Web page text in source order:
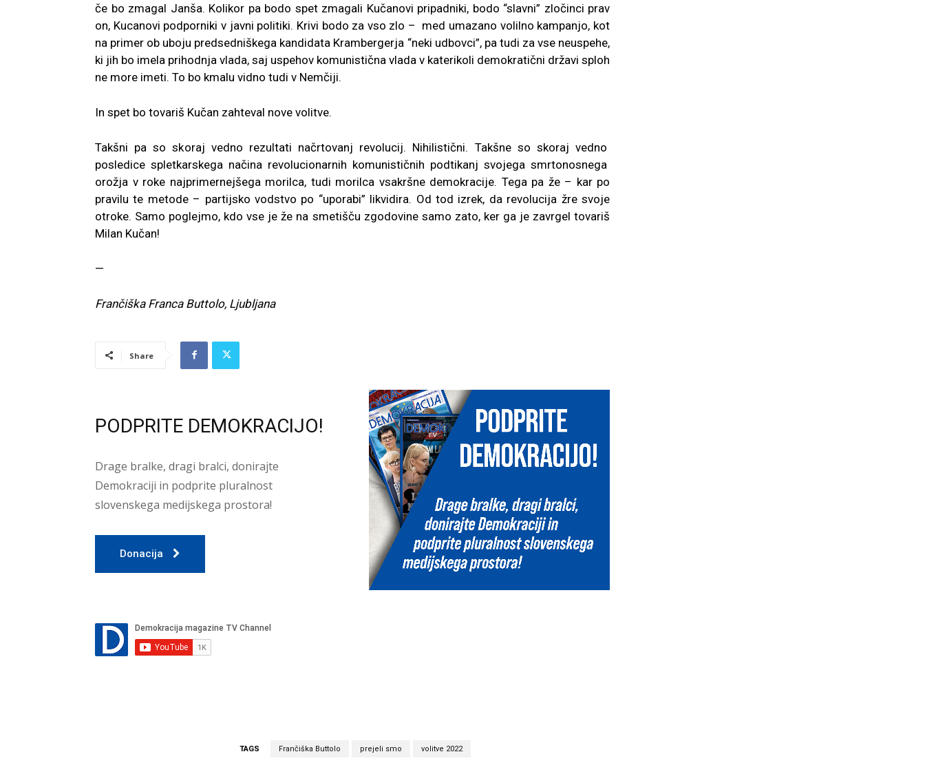
če bo zmagal Janša. Kolikor pa bodo spet zmagali Kučanovi pripadniki, bodo “slavni” zločinci prav
on, Kucanovi podporniki v javni politiki. Krivi bodo za vso zlo – med umazano volilno kampanjo, kot
na primer ob uboju predsedniškega kandidata Krambergerja “neki udbovci”, pa tudi za vse neuspehe,
ki jih bo imela prihodnja vlada, saj uspehov komunistična vlada v katerikoli demokratični državi sploh
ne more imeti. To bo kmalu vidno tudi v Nemčiji.
In spet bo tovariš Kučan zahteval nove volitve.
Takšni pa so skoraj vedno rezultati načrtovanj revolucij. Nihilistični. Takšne so skoraj vedno
posledice spletkarskega načina revolucionarnih komunističnih podtikanj svojega smrtonosnega
orožja v roke najprimernejšega morilca, tudi morilca vsakršne demokracije. Tega pa že – kar po
pravilu te metode – partijsko vodstvo po “uporabi” likvidira. Od tod izrek, da revolucija žre svoje
otroke. Samo poglejmo, kdo vse je že na smetišču zgodovine samo zato, ker ga je zavrgel tovariš
Milan Kučan!
—
Frančiška Franca Buttolo, Ljubljana
Share
PODPRITE DEMOKRACIJO!
Drage bralke, dragi bralci, donirajte
Demokraciji in podprite pluralnost
slovenskega medijskega prostora!
Donacija
TAGS Frančiška Buttolo prejeli smo volitve 2022